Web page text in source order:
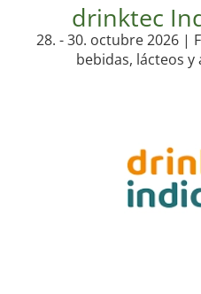
drinktec
28. - 30. octubre 2026 |
bebidas, lácteos
Sectores de proveedor de